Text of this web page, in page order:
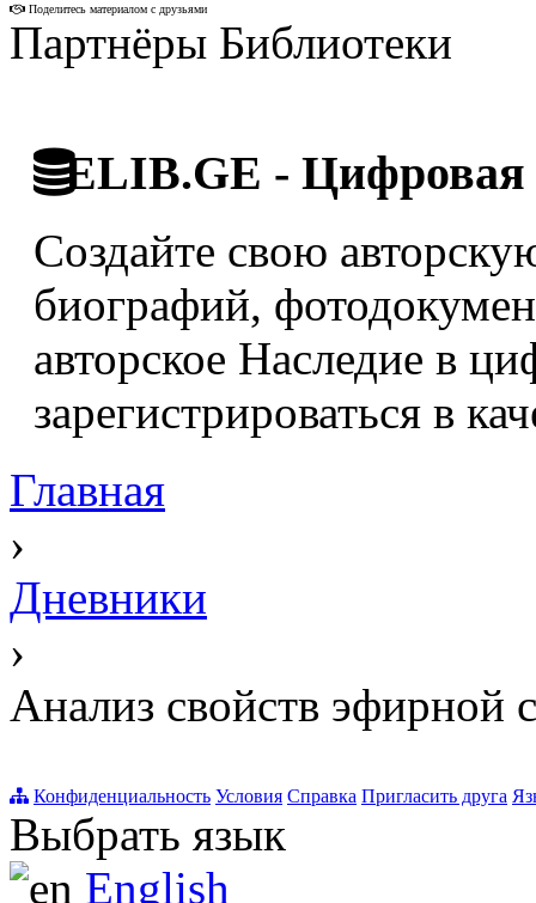
Поделитесь материалом с друзьями
Партнёры Библиотеки
ELIB.GE - Цифровая
Создайте свою
биографий,
авторское Наследие в
зарегистрироваться в
Главная
›
Дневники
›
Анализ свойств эфирной
Конфиденциальность Условия Справка Пригласить друга
Выбрать язык
English